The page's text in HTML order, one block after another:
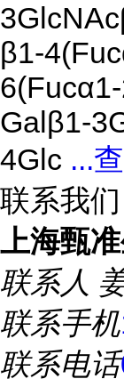
β1-
Galβ1-
4Glc ...
联系我们
上海甄
联系人
联系手机
联系电话